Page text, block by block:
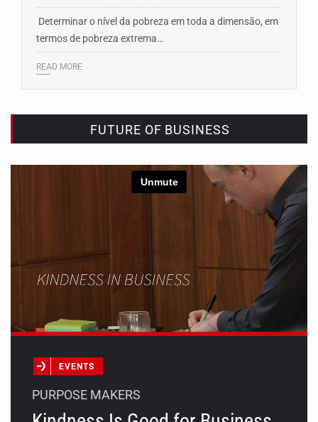
Determinar o nível da pobreza em toda a dimensão, em
termos de pobreza extrema…
READ MORE
FUTURE OF BUSINESS
EVENTS
PURPOSE MAKERS